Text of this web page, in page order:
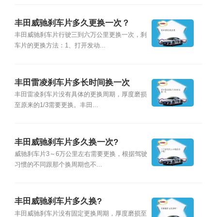
丰田威驰刹车片多久更换一次？
丰田威驰刹车片行驶三到六万公里更换一次，刹
车片的更换方法：1、打开发动...
丰田雷凌刹车片多长时间换一次
丰田雷凌刹车片没有具体的更换周期，厚度磨损
至原来的1/3需要更换。丰田...
丰田威驰刹车片多久换一次?
威驰刹车片3～6万公里左右需要更换，根据驾驶
习惯的不同跟那个换周期也不...
丰田威驰刹车片多久换?
丰田威驰刹车片没有固定更换周期，厚度磨损至